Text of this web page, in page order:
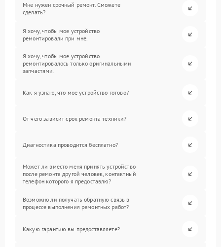
Мне нужен срочный ремонт. Сможете
сделать?
Я хочу, чтобы мое устройство
ремонтировали при мне.
Я хочу, чтобы мое устройство
ремонтировалось только оригинальными
запчастями.
Как я узнаю, что мое устройство готово?
От чего зависит срок ремонта техники?
Диагностика проводится бесплатно?
Может ли вместо меня принять устройство
после ремонта другой человек, контактный
телефон которого я предоставлю?
Возможно ли получать обратную связь в
процессе выполнения ремонтных работ?
Какую гарантию вы предоставляете?